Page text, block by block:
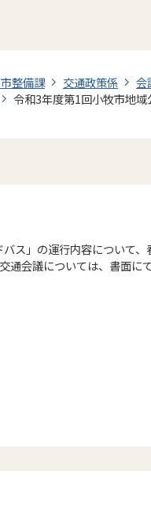
整備課 交通政策係
会
令和3年度第1回小牧市地
ス」の運行内容について
会議については、書面に